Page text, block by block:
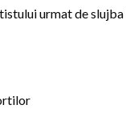
urmat de